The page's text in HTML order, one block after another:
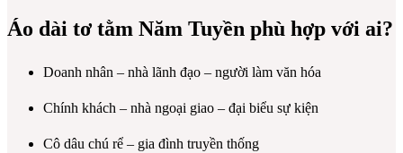
Áo dài tơ tằm Năm Tuyền phù hợp với ai?
Doanh nhân – nhà lãnh đạo – người làm văn hóa
Chính khách – nhà ngoại giao – đại biểu sự kiện
Cô dâu chú rể – gia đình truyền thống